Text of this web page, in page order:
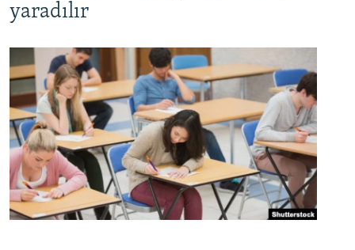
QANUNI DOĞRU
ARAŞDIRMA
MULTIMEDIA
VIDEO
FOTOQALEREYA
İNFOQRAFIKA
KARIKATURA
RADIO ARXIV
OXU ZALI
AZƏRBAYCAN ƏDƏBIYYATI KITABXANASI
İSLAM VƏ DEMOKRATIYA
HAQQIMIZDA
MISSIYAMIZ
PEŞƏ ETIKASI VƏ JURNALISTIKA STANDARTLARIMIZ
BIZI IZLƏ
yaradılır